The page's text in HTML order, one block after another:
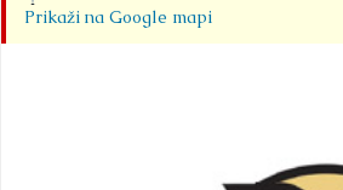
Prikaži na Google mapi